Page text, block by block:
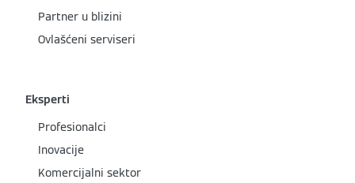
Partner u blizini
Ovlašćeni serviseri
Eksperti
Profesionalci
Inovacije
Komercijalni sektor